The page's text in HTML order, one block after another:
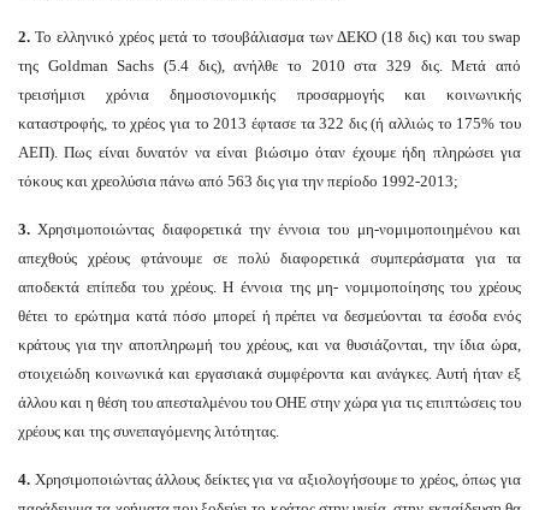
2. Το ελληνικό χρέος μετά το τσουβάλιασμα των ΔΕΚΟ (18 δις) και του swap
της Goldman Sachs (5.4 δις), ανήλθε το 2010 στα 329 δις. Μετά από
τρεισήμισι χρόνια δημοσιονομικής προσαρμογής και κοινωνικής
καταστροφής, το χρέος για το 2013 έφτασε τα 322 δις (ή αλλιώς το 175% του
ΑΕΠ). Πως είναι δυνατόν να είναι βιώσιμο όταν έχουμε ήδη πληρώσει για
τόκους και χρεολύσια πάνω από 563 δις για την περίοδο 1992-2013;
3. Χρησιμοποιώντας διαφορετικά την έννοια του μη-νομιμοποιημένου και
απεχθούς χρέους φτάνουμε σε πολύ διαφορετικά συμπεράσματα για τα
αποδεκτά επίπεδα του χρέους. Η έννοια της μη- νομιμοποίησης του χρέους
θέτει το ερώτημα κατά πόσο μπορεί ή πρέπει να δεσμεύονται τα έσοδα ενός
κράτους για την αποπληρωμή του χρέους, και να θυσιάζονται, την ίδια ώρα,
στοιχειώδη κοινωνικά και εργασιακά συμφέροντα και ανάγκες. Αυτή ήταν εξ
άλλου και η θέση του απεσταλμένου του ΟΗΕ στην χώρα για τις επιπτώσεις του
χρέους και της συνεπαγόμενης λιτότητας.
4. Χρησιμοποιώντας άλλους δείκτες για να αξιολογήσουμε το χρέος, όπως για